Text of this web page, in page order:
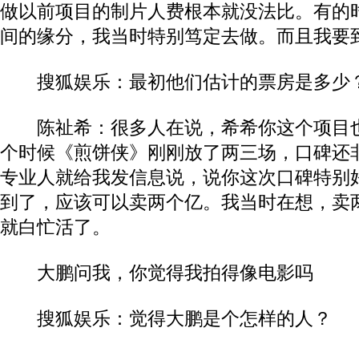
做以前项目的制片人费根本就没法比。有的
间的缘分，我当时特别笃定去做。而且我要
搜狐娱乐：最初他们估计的票房是多少
陈祉希：很多人在说，希希你这个项目
个时候《煎饼侠》刚刚放了两三场，口碑还
专业人就给我发信息说，说你这次口碑特别
到了，应该可以卖两个亿。我当时在想，卖
就白忙活了。
大鹏问我，你觉得我拍得像电影吗
搜狐娱乐：觉得大鹏是个怎样的人？